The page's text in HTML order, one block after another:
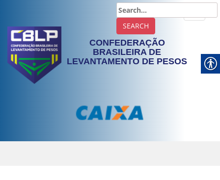
CONFEDERAÇÃO
BRASILEIRA DE
LEVANTAMENTO DE PESOS